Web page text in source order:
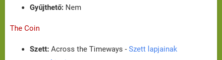
Gyűjthető: Nem
The Coin
Szett: Across the Timeways - Szett lapjainak